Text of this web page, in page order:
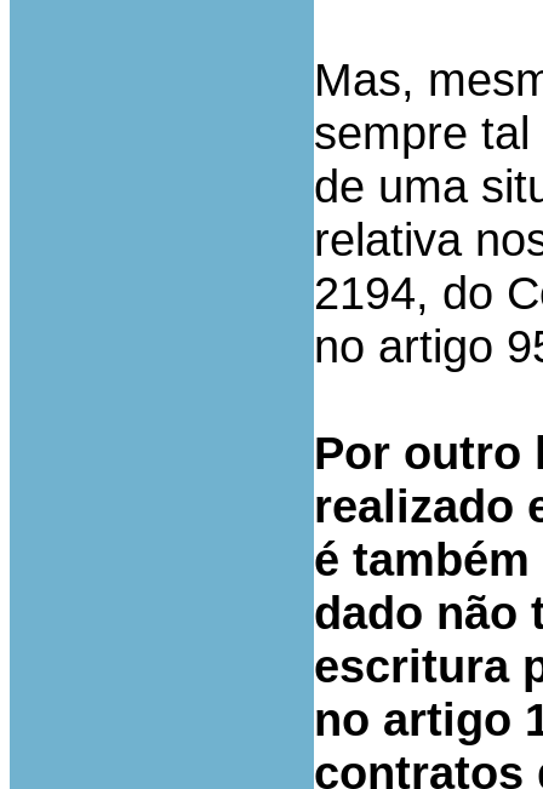
Mas,
sempre
de uma
relativa
2194, do
no artigo
Por outro
realizado
é
dado não
escritura
no artigo
contratos